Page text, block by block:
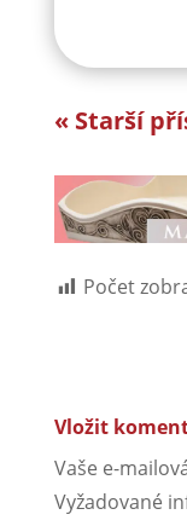
« Starší
Počet
Vložit
Vaše e-
Vyžadované